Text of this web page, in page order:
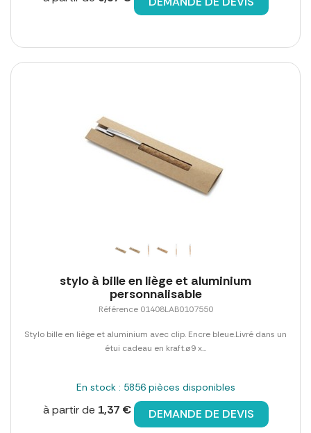
stylo à bille en liège et aluminium
personnalisable
Référence 01408LAB0107550
Stylo bille en liège et aluminium avec clip. Encre bleue.Livré dans un
étui cadeau en kraft.ø9 x...
En stock : 5856 pièces disponibles
à partir de 1,37 € DEMANDE DE DEVIS